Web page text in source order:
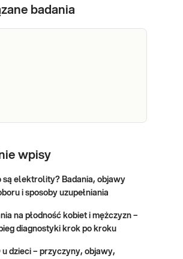
badania
krwi obwodowej
tworzenia kości,
wykonywane w ocenie
obrotu kostnego,
monitorowaniu
oraz kontroli leczenia
Sprawdź
wpisy
są elektrolity? Badania, objawy
i sposoby uzupełniania
na płodność kobiet i mężczyzn –
diagnostyki krok po kroku
u dzieci – przyczyny, objawy,